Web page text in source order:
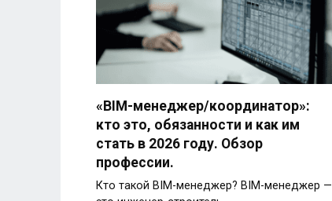
«BIM-менеджер/координатор»:
кто это, обязанности и как им
стать в 2026 году. Обзор
профессии.
Кто такой BIM-менеджер? BIM-менеджер —